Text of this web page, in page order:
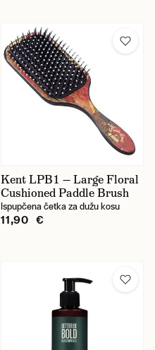
Kent LPB1 — Large Floral
Cushioned Paddle Brush
Ispupčena četka za dužu kosu
11,90 €